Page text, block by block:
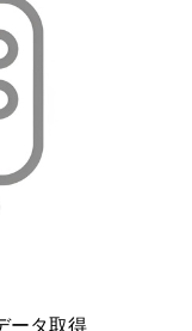
ータ取得